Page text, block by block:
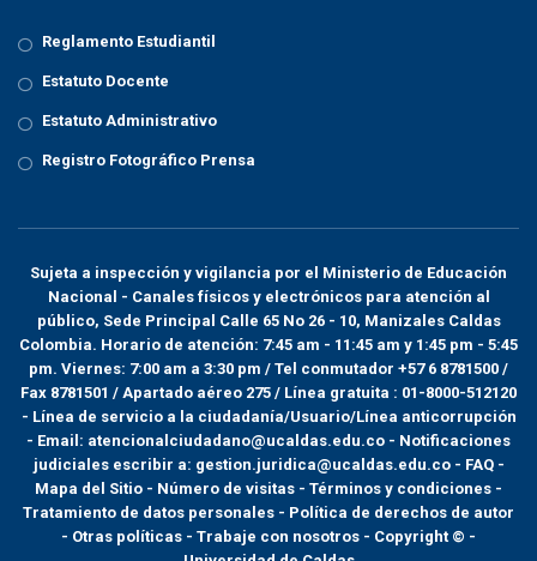
Reglamento Estudiantil
Estatuto Docente
Estatuto Administrativo
Registro Fotográfico Prensa
Sujeta a inspección y vigilancia por el Ministerio de Educación
Nacional - Canales físicos y electrónicos para atención al
público, Sede Principal Calle 65 No 26 - 10, Manizales Caldas
Colombia. Horario de atención: 7:45 am - 11:45 am y 1:45 pm - 5:45
pm. Viernes: 7:00 am a 3:30 pm / Tel conmutador +57 6 8781500 /
Fax 8781501 / Apartado aéreo 275 / Línea gratuita : 01-8000-512120
- Línea de servicio a la ciudadanía/Usuario/Línea anticorrupción
- Email: atencionalciudadano@ucaldas.edu.co - Notificaciones
judiciales escribir a: gestion.juridica@ucaldas.edu.co - FAQ -
Mapa del Sitio - Número de visitas - Términos y condiciones -
Tratamiento de datos personales - Política de derechos de autor
- Otras políticas - Trabaje con nosotros - Copyright © -